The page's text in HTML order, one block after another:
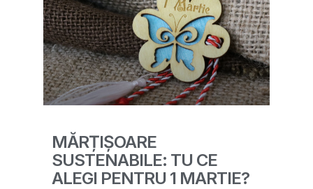
MĂRȚIȘOARE
SUSTENABILE: TU CE
ALEGI PENTRU 1 MARTIE?